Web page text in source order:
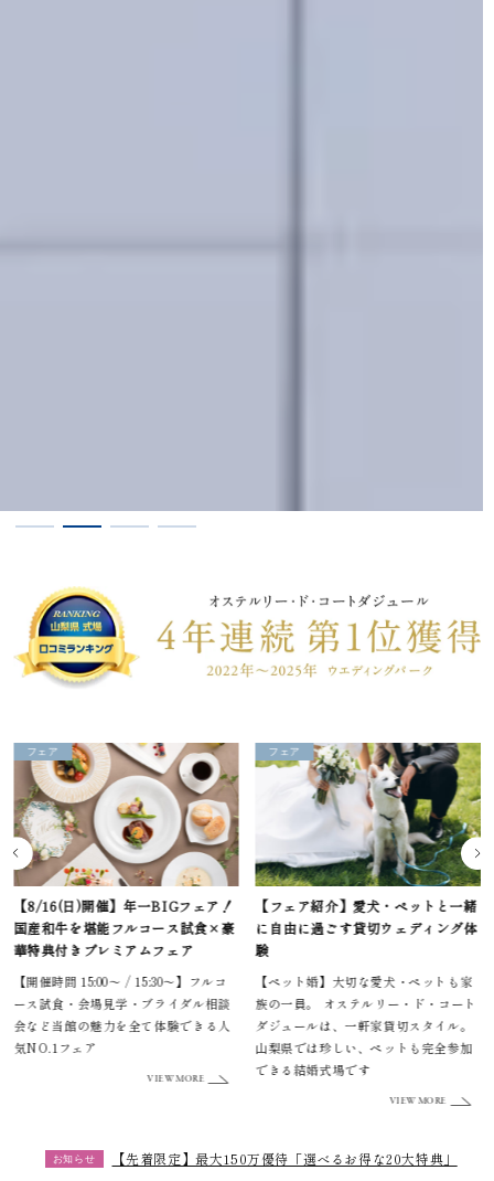
フェア
【フェア紹介】愛犬・ペットと一緒
に自由に過ごす貸切ウェディング体
験
【ペット婚】大切な愛犬・ペットも家
族の一員。 オステルリー・ド・コート
ダジュールは、一軒家貸切スタイル。
山梨県では珍しい、ペットも完全参加
プラン
【少人数婚プラン】家族や親しい方
と過ごす結婚式
少人数でも憧れの一軒家貸切ウェディ
ングが叶うプランが期間限定で登場。
大聖堂やゲストハウス、緑あふれるガ
ーデンもおふたりや家族だけなど、少
人数でも貸し切りがOK！究極のプラ
イベートウエディングが叶います。
VIEW MORE
お知らせ 【先着限定】最大150万優待「選べるお得な20大特典」